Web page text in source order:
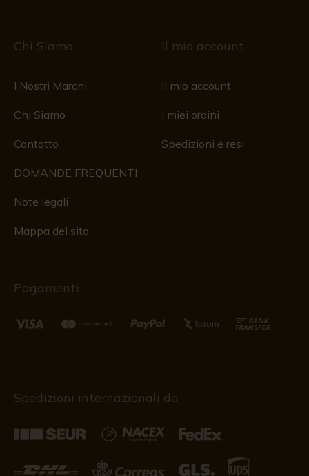
Chi Siamo
I Nostri Marchi
Chi Siamo
Contatto
DOMANDE FREQUENTI
Note legali
Mappa del sito
Il mio account
Il mio account
I miei ordini
Spedizioni e resi
Pagamenti
Spedizioni internazionali da